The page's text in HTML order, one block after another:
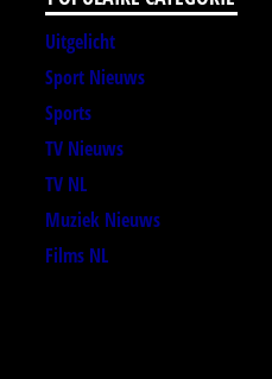
Uitgelicht
Sport Nieuws
Sports
TV Nieuws
TV NL
Muziek Nieuws
Films NL